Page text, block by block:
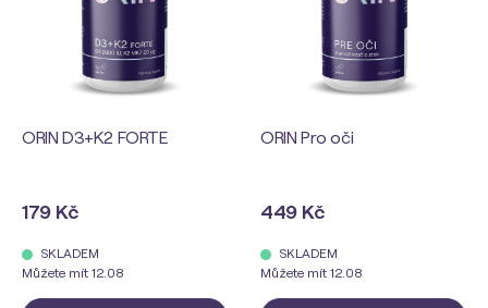
ORIN D3+K2 FORTE
179 Kč
SKLADEM
Můžete mít 12.08
ORIN Pro oči
449 Kč
SKLADEM
Můžete mít 12.08